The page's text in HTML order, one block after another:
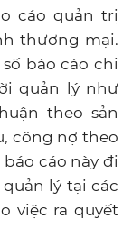
cáo quản trị
thương mại.
báo cáo chi
quản lý như
theo sản
công nợ theo
cáo này đi
lý tại các
việc ra quyết